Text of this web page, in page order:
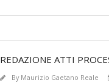
REDAZIONE ATTI
By Maurizio Gaetano Reale